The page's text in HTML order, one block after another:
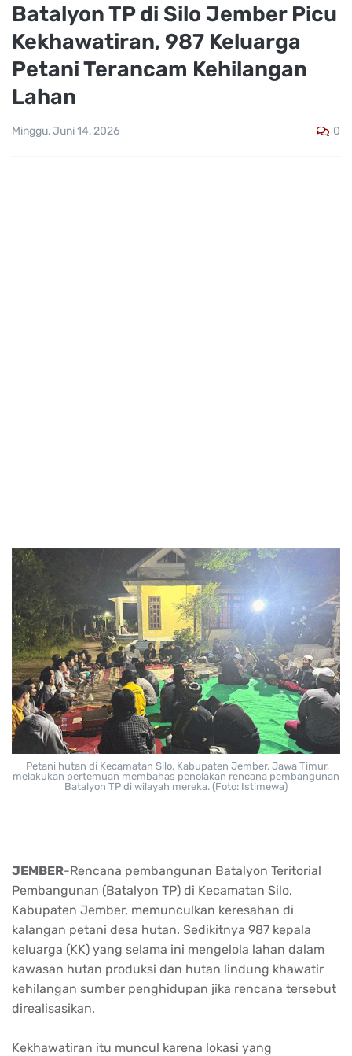
Batalyon TP di Silo Jember Picu
Kekhawatiran, 987 Keluarga
Petani Terancam Kehilangan
Lahan
Minggu, Juni 14, 2026 0
Petani hutan di Kecamatan Silo, Kabupaten Jember, Jawa Timur,
melakukan pertemuan membahas penolakan rencana pembangunan
Batalyon TP di wilayah mereka. (Foto: Istimewa)
JEMBER-Rencana pembangunan Batalyon Teritorial
Pembangunan (Batalyon TP) di Kecamatan Silo,
Kabupaten Jember, memunculkan keresahan di
kalangan petani desa hutan. Sedikitnya 987 kepala
keluarga (KK) yang selama ini mengelola lahan dalam
kawasan hutan produksi dan hutan lindung khawatir
kehilangan sumber penghidupan jika rencana tersebut
direalisasikan.
Kekhawatiran itu muncul karena lokasi yang